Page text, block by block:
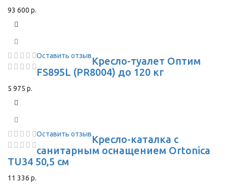
93 600 р.
Оставить отзывКресло-туалет Оптим
FS895L (PR8004) до 120 кг
5 975 р.
Оставить отзывКресло-каталка с
санитарным оснащением Ortonica
TU34 50,5 см
11 336 р.